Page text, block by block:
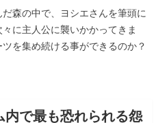
森の中で、ヨシエさんを筆頭に
に主人公に襲いかかってきま
を集め続ける事ができるのか？
内で最も恐れられる怨